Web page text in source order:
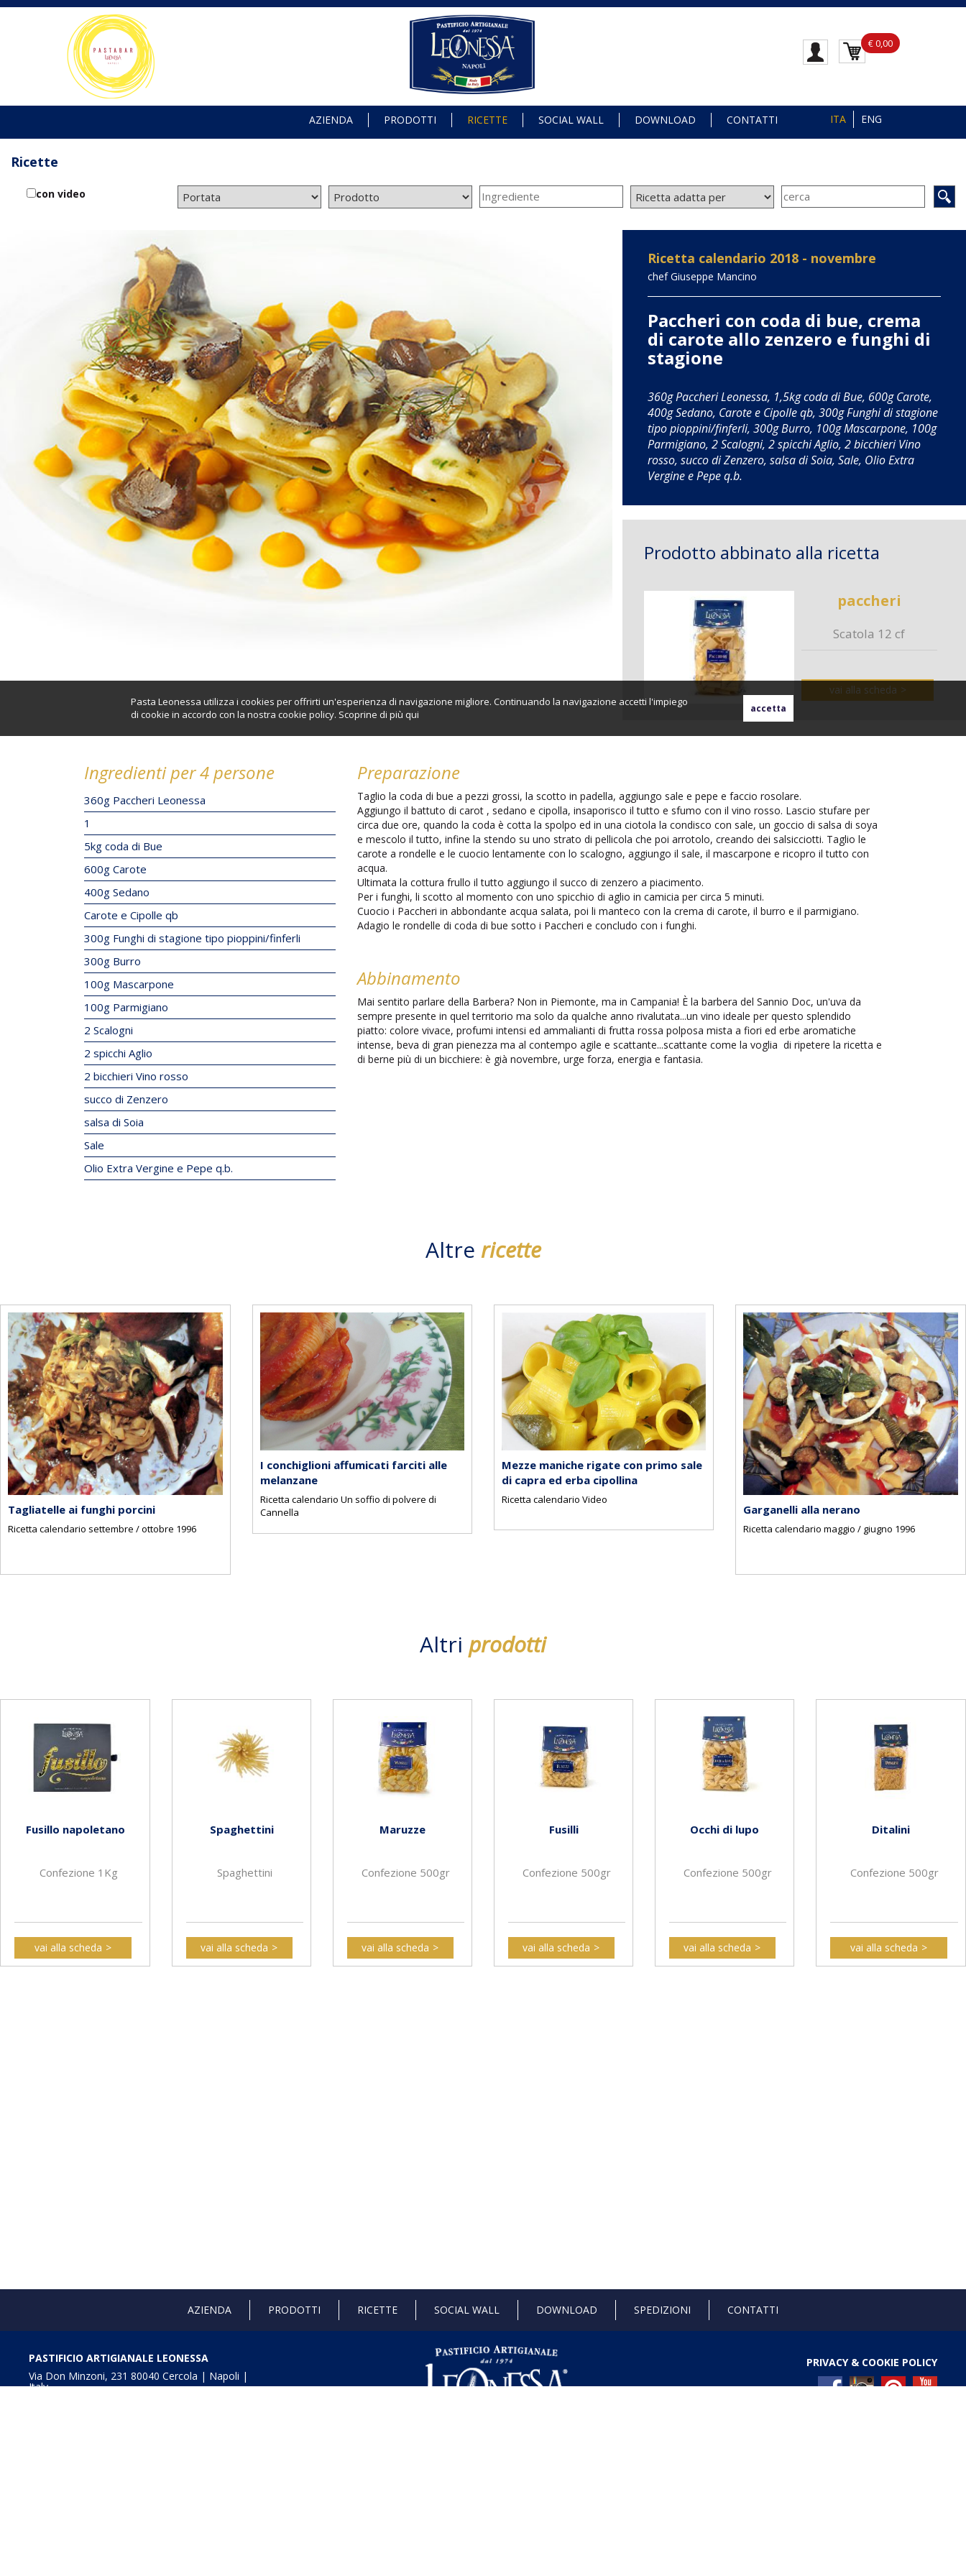
Pasta Leonessa utilizza i cookies per offrirti un'esperienza di navigazione migliore. Continuando la navigazione accetti l'impiego
di cookie in accordo con la nostra cookie policy. Scoprine di più qui
€ 0,00
AZIENDA PRODOTTI RICETTE SOCIAL WALL DOWNLOAD CONTATTI ITA ENG
Ricette
con video
Ricetta calendario 2018 - novembre
chef Giuseppe Mancino
Paccheri con coda di bue, crema
di carote allo zenzero e funghi di
stagione
360g Paccheri Leonessa, 1,5kg coda di Bue, 600g Carote,
400g Sedano, Carote e Cipolle qb, 300g Funghi di stagione
tipo pioppini/finferli, 300g Burro, 100g Mascarpone, 100g
Parmigiano, 2 Scalogni, 2 spicchi Aglio, 2 bicchieri Vino
rosso, succo di Zenzero, salsa di Soia, Sale, Olio Extra
Vergine e Pepe q.b.
Prodotto abbinato alla ricetta
paccheri
Scatola 12 cf
vai alla scheda
Ingredienti per 4 persone
360g Paccheri Leonessa
1
5kg coda di Bue
600g Carote
400g Sedano
Carote e Cipolle qb
300g Funghi di stagione tipo pioppini/finferli
300g Burro
100g Mascarpone
100g Parmigiano
2 Scalogni
2 spicchi Aglio
2 bicchieri Vino rosso
succo di Zenzero
salsa di Soia
Sale
Olio Extra Vergine e Pepe q.b.
Preparazione
Taglio la coda di bue a pezzi grossi, la scotto in padella, aggiungo sale e pepe e faccio rosolare.
Aggiungo il battuto di carot , sedano e cipolla, insaporisco il tutto e sfumo con il vino rosso. Lascio stufare per
circa due ore, quando la coda è cotta la spolpo ed in una ciotola la condisco con sale, un goccio di salsa di soya
e mescolo il tutto, infine la stendo su uno strato di pellicola che poi arrotolo, creando dei salsicciotti. Taglio le
carote a rondelle e le cuocio lentamente con lo scalogno, aggiungo il sale, il mascarpone e ricopro il tutto con
acqua.
Ultimata la cottura frullo il tutto aggiungo il succo di zenzero a piacimento.
Per i funghi, li scotto al momento con uno spicchio di aglio in camicia per circa 5 minuti.
Cuocio i Paccheri in abbondante acqua salata, poi li manteco con la crema di carote, il burro e il parmigiano.
Adagio le rondelle di coda di bue sotto i Paccheri e concludo con i funghi.
Abbinamento
Mai sentito parlare della Barbera? Non in Piemonte, ma in Campania! È la barbera del Sannio Doc, un'uva da
sempre presente in quel territorio ma solo da qualche anno rivalutata...un vino ideale per questo splendido
piatto: colore vivace, profumi intensi ed ammalianti di frutta rossa polposa mista a fiori ed erbe aromatiche
intense, beva di gran pienezza ma al contempo agile e scattante...scattante come la voglia di ripetere la ricetta e
di berne più di un bicchiere: è già novembre, urge forza, energia e fantasia.
Altre ricette
Tagliatelle ai funghi porcini
Ricetta calendario settembre / ottobre 1996
I conchiglioni affumicati farciti alle
melanzane
Ricetta calendario Un soffio di polvere di
Cannella
Mezze maniche rigate con primo sale
di capra ed erba cipollina
Ricetta calendario Video
Garganelli alla nerano
Ricetta calendario maggio / giugno 1996
Altri prodotti
Fusillo napoletano
Confezione 1Kg
vai alla scheda
Spaghettini
Spaghettini
vai alla scheda
Maruzze
Confezione 500gr
vai alla scheda
Fusilli
Confezione 500gr
vai alla scheda
Occhi di lupo
Confezione 500gr
vai alla scheda
Ditalini
Confezione 500gr
vai alla scheda
AZIENDA PRODOTTI RICETTE SOCIAL WALL DOWNLOAD SPEDIZIONI CONTATTI
PASTIFICIO ARTIGIANALE LEONESSA
Via Don Minzoni, 231 80040 Cercola | Napoli |
Italy
PRIVACY & COOKIE POLICY